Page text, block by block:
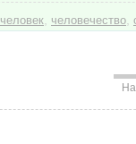
человек человечество